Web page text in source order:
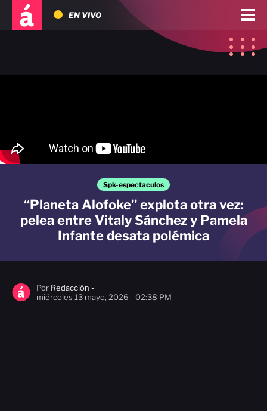
EN VIVO
Spk-espectaculos
“Planeta Alofoke” explota otra vez:
pelea entre Vitaly Sánchez y Pamela
Infante desata polémica
Por Redacción -
miércoles 13 mayo, 2026 - 02:38 PM